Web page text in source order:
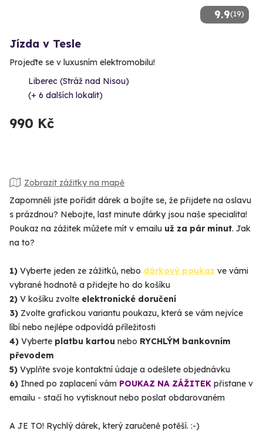
9.9(19)
Jízda v Tesle
Projeďte se v luxusním elektromobilu!
Liberec (Stráž nad Nisou)
(+ 6 dalších lokalit)
990 Kč
Zobrazit zážitky na mapě
Zapomněli jste pořídit dárek a bojíte se, že přijdete na oslavu
s prázdnou? Nebojte, last minute dárky jsou naše specialita!
Poukaz na zážitek můžete mít v emailu už za pár minut. Jak
na to?
1) Vyberte jeden ze zážitků, nebo dárkový poukaz ve vámi
vybrané hodnotě a přidejte ho do košíku
2) V košíku zvolte elektronické doručení
3) Zvolte grafickou variantu poukazu, která se vám nejvíce
líbí nebo nejlépe odpovídá příležitosti
4) Vyberte platbu kartou nebo RYCHLÝM bankovním
převodem
5) Vyplňte svoje kontaktní údaje a odešlete objednávku
6) Ihned po zaplacení vám POUKAZ NA ZÁŽITEK přistane v
emailu - stačí ho vytisknout nebo poslat obdarovaném
A JE TO! Rychlý dárek, který zaručeně potěší. :-)